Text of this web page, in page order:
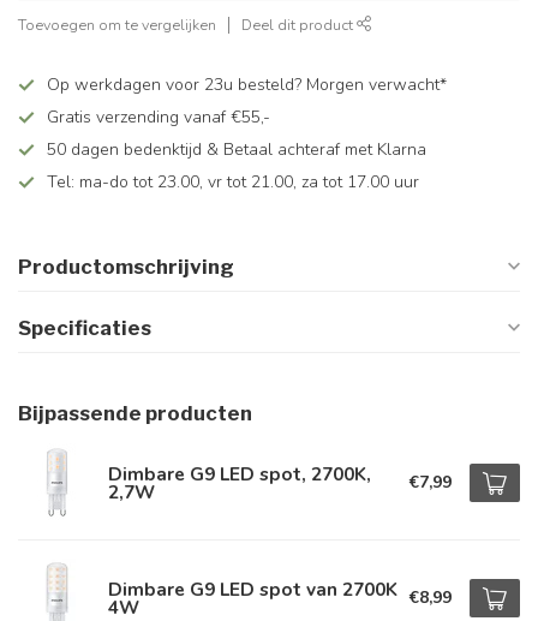
Toevoegen om te vergelijken Deel dit product
Op werkdagen voor 23u besteld? Morgen verwacht*
Gratis verzending vanaf €55,-
50 dagen bedenktijd & Betaal achteraf met Klarna
Tel: ma-do tot 23.00, vr tot 21.00, za tot 17.00 uur
Productomschrijving
Specificaties
Bijpassende producten
Dimbare G9 LED spot, 2700K,
2,7W €7,99
Dimbare G9 LED spot van 2700K
4W €8,99